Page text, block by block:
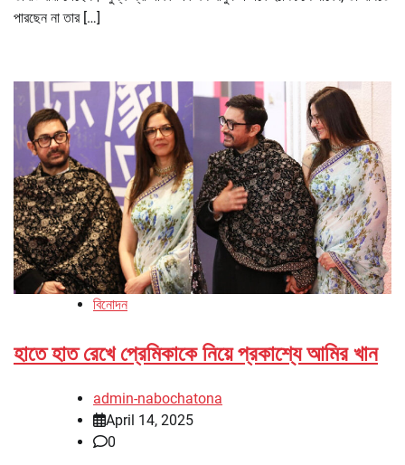
পারছেন না তার […]
বিনোদন
হাতে হাত রেখে প্রেমিকাকে নিয়ে প্রকাশ্যে আমির খান
admin-nabochatona
April 14, 2025
0